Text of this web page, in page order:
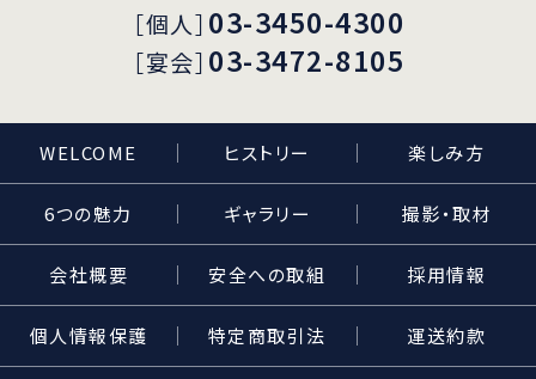
［個人］ 03-3450-4300
［宴会］ 03-3472-8105
WELCOME ヒストリー 楽しみ方
6つの魅力 ギャラリー 撮影・取材
会社概要 安全への取組 採用情報
個人情報保護 特定商取引法 運送約款